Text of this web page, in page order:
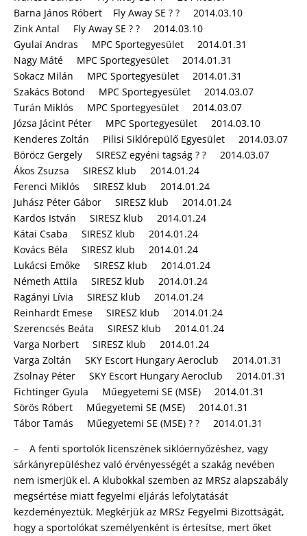
Barna János Róbert Fly Away SE ? ? 2014.03.10
Zink Antal Fly Away SE ? ? 2014.03.10
Gyulai Andras MPC Sportegyesület 2014.01.31
Nagy Máté MPC Sportegyesület 2014.01.31
Sokacz Milán MPC Sportegyesület 2014.01.31
Szakács Botond MPC Sportegyesület 2014.03.07
Turán Miklós MPC Sportegyesület 2014.03.07
Józsa Jácint Péter MPC Sportegyesület 2014.03.10
Kenderes Zoltán Pilisi Siklórepülő Egyesület 2014.03.07
Böröcz Gergely SIRESZ egyéni tagság ? ? 2014.03.07
Ákos Zsuzsa SIRESZ klub 2014.01.24
Ferenci Miklós SIRESZ klub 2014.01.24
Juhász Péter Gábor SIRESZ klub 2014.01.24
Kardos István SIRESZ klub 2014.01.24
Kátai Csaba SIRESZ klub 2014.01.24
Kovács Béla SIRESZ klub 2014.01.24
Lukácsi Emőke SIRESZ klub 2014.01.24
Németh Attila SIRESZ klub 2014.01.24
Ragányi Lívia SIRESZ klub 2014.01.24
Reinhardt Emese SIRESZ klub 2014.01.24
Szerencsés Beáta SIRESZ klub 2014.01.24
Varga Norbert SIRESZ klub 2014.01.24
Varga Zoltán SKY Escort Hungary Aeroclub 2014.01.31
Zsolnay Péter SKY Escort Hungary Aeroclub 2014.01.31
Fichtinger Gyula Műegyetemi SE (MSE) 2014.01.31
Sörös Róbert Műegyetemi SE (MSE) 2014.01.31
Tábor Tamás Műegyetemi SE (MSE) ? ? 2014.01.31
– A fenti sportolók licenszének siklóernyőzéshez, vagy
sárkányrepüléshez való érvényességét a szakág nevében
nem ismerjük el. A klubokkal szemben az MRSz alapszabály
megsértése miatt fegyelmi eljárás lefolytatását
kezdeményeztük. Megkérjük az MRSz Fegyelmi Bizottságát,
hogy a sportolókat személyenként is értesítse, mert őket